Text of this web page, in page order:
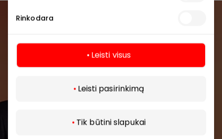
Rinkodara
Leisti visus
Leisti pasirinkimą
Tik būtini slapukai
bendruomenės
Pirmieji sužinokite apie geriausius pasiūlymus,
prekybos centro.
Daugiau